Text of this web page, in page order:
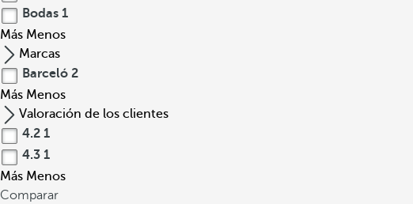
Bodas 1
Más Menos
Marcas
Barceló 2
Más Menos
Valoración de los clientes
4.2 1
4.3 1
Más Menos
Comparar